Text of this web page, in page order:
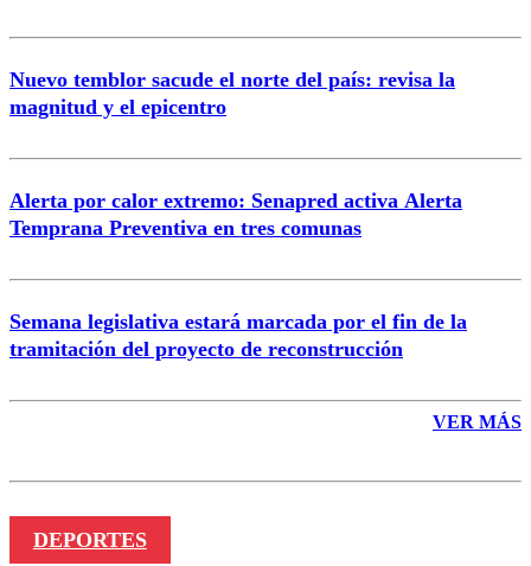
Nuevo temblor sacude el norte del país: revisa la
magnitud y el epicentro
Alerta por calor extremo: Senapred activa Alerta
Temprana Preventiva en tres comunas
Semana legislativa estará marcada por el fin de la
tramitación del proyecto de reconstrucción
VER MÁS
DEPORTES